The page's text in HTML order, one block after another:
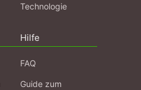
Technologie
Hilfe
FAQ
Guide zum